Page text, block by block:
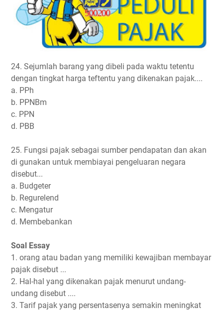
24. Sejumlah barang yang dibeli pada waktu tetentu
dengan tingkat harga teftentu yang dikenakan pajak....
a. PPh
b. PPNBm
c. PPN
d. PBB
25. Fungsi pajak sebagai sumber pendapatan dan akan
di gunakan untuk membiayai pengeluaran negara
disebut...
a. Budgeter
b. Regurelend
c. Mengatur
d. Membebankan
Soal Essay
1. orang atau badan yang memiliki kewajiban membayar
pajak disebut ...
2. Hal-hal yang dikenakan pajak menurut undang-
undang disebut ....
3. Tarif pajak yang persentasenya semakin meningkat